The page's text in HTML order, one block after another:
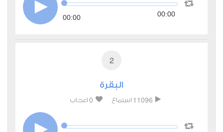
00:00 00:00
2
البقرة
11096 استماع 0 اعجاب